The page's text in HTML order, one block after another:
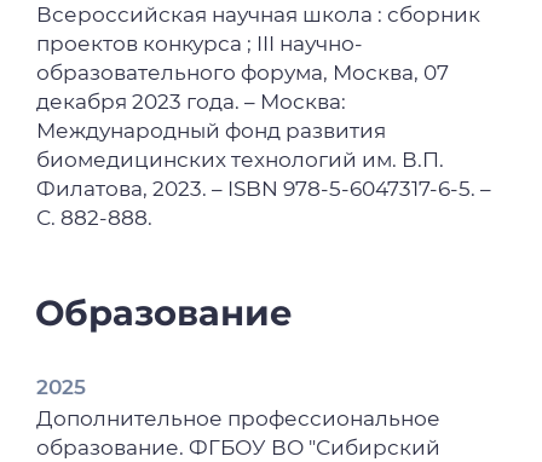
Всероссийская научная школа : сборник
проектов конкурса ; III научно-
образовательного форума, Москва, 07
декабря 2023 года. – Москва:
Международный фонд развития
биомедицинских технологий им. В.П.
Филатова, 2023. – ISBN 978-5-6047317-6-5. –
С. 882-888.
Образование
2025
Дополнительное профессиональное
образование. ФГБОУ ВО "Сибирский